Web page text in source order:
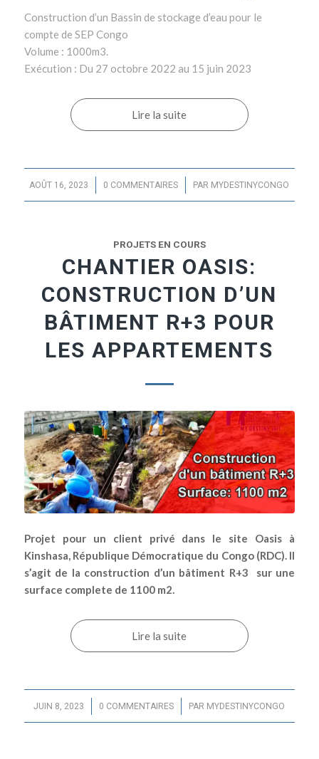
Construction d’un Bassin de stockage d’eau pour le
compte de SEP Congo
Volume : 1000m3.
Exécution : Du 27 octobre 2022 au 15 juin 2023
Lire la suite
AOÛT 16, 2023
/ 0 COMMENTAIRES
/ PAR MYDESTINYCONGO
PROJETS EN COURS
CHANTIER OASIS:
CONSTRUCTION D’UN
BÂTIMENT R+3 POUR
LES APPARTEMENTS
Projet pour un client privé dans le site Oasis à
Kinshasa, République Démocratique du Congo (RDC). Il
s’agit de la construction d’un bâtiment R+3 sur une
surface complete de 1100 m2.
Lire la suite
JUIN 8, 2023
/ 0 COMMENTAIRES
/ PAR MYDESTINYCONGO